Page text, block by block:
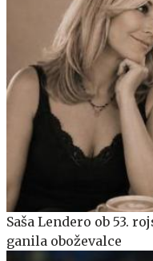
Saša Lendero ob 53.
ganila oboževalce